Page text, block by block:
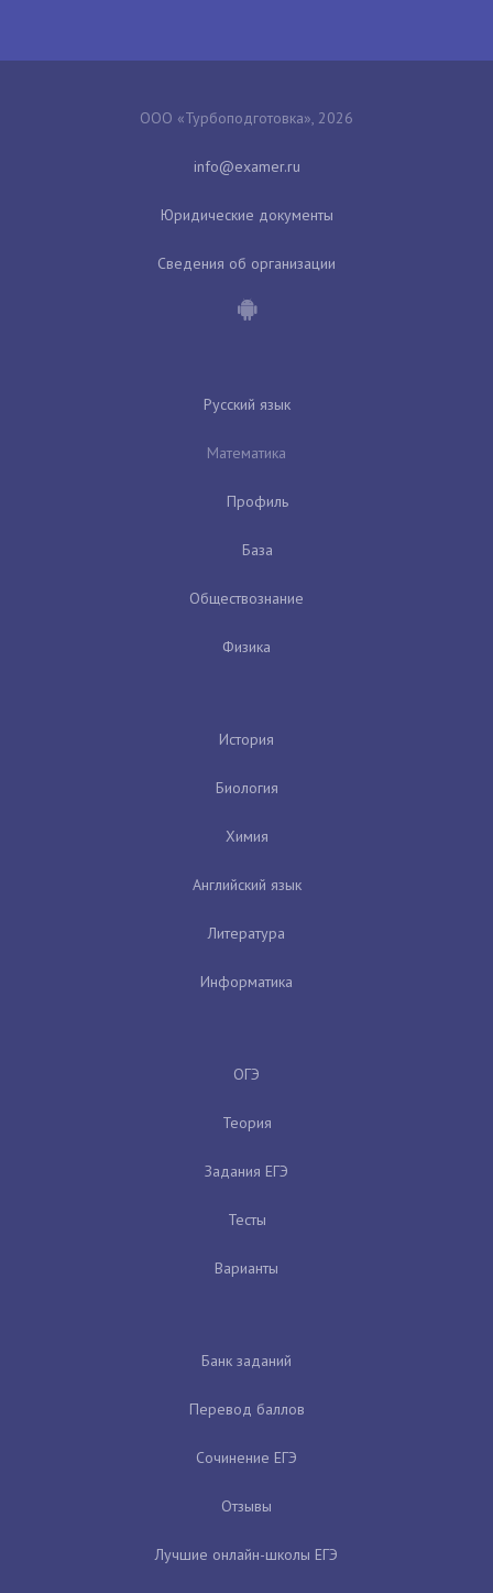
ООО «Турбоподготовка», 2026
Юридические документы
Сведения об организации
Русский язык
Математика
Профиль
База
Обществознание
Физика
История
Биология
Химия
Английский язык
Литература
Информатика
ОГЭ
Теория
Задания ЕГЭ
Тесты
Варианты
Банк заданий
Перевод баллов
Сочинение ЕГЭ
Отзывы
Лучшие онлайн-школы ЕГЭ